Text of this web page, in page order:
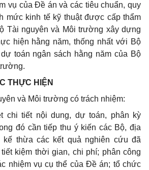
vụ của Đề án và các tiêu chuẩn, quy
mức kinh tế kỹ thuật được cấp thẩm
Tài nguyên và Môi trường xây dựng
hiện hằng năm, thống nhất với Bộ
toán ngân sách hằng năm của Bộ
THỰC HIỆN
và Môi trường có trách nhiệm:
chi tiết nội dung, dự toán, phân kỳ
đó cầntiếp thu ý kiến các Bộ, địa
kế thừa các kết quả nghiên cứu đã
kiệm thời gian, chi phí; phân công
nhiệm vụ cụ thể của Đề án; tổ chức